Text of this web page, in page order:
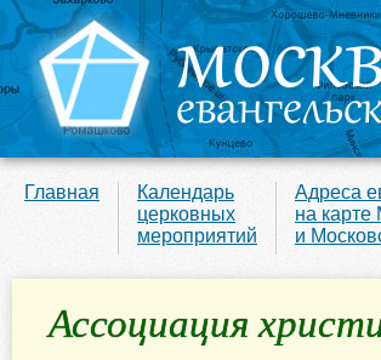
Главная
Календарь
церковных
мероприятий
Адреса
на карте
и
Ассоциация